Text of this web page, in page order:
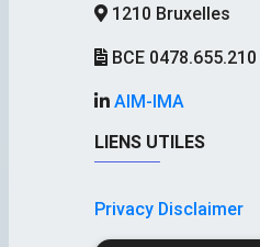
1210 Bruxelles
BCE
AIM-IMA
LIENS UTILES
Privacy Disclaimer